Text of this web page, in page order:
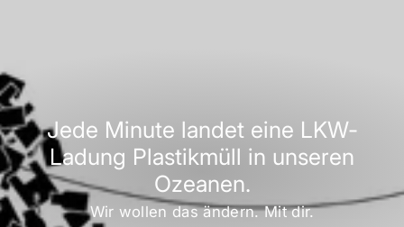
Jede Minute landet eine LKW-
Ladung Plastikmüll in unseren
Ozeanen.
Wir wollen das ändern. Mit dir.